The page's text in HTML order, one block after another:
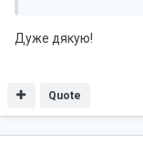
Дуже дякую!
Quote